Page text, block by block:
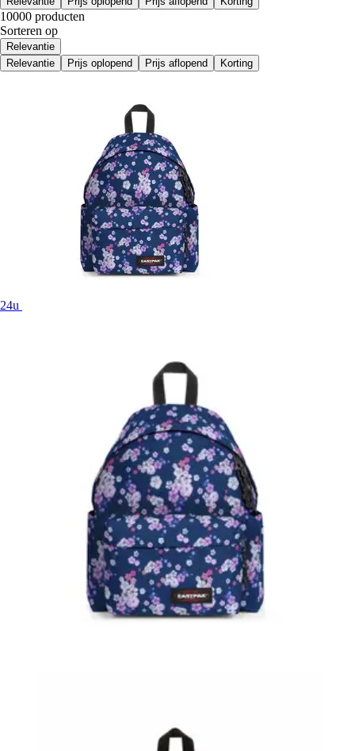
10000 producten
Sorteren op
Relevantie
Relevantie
Prijs oplopend Prijs aflopend Korting
24u